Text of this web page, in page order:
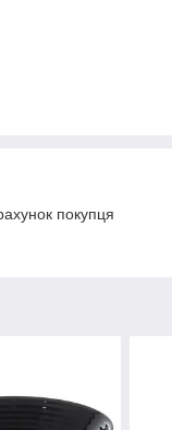
покупця